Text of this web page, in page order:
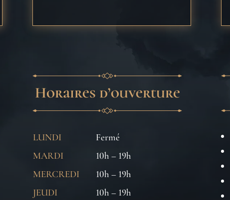
Horaires d’ouverture
LUNDI
Fermé
MARDI
10h – 19h
MERCREDI
10h – 19h
JEUDI
10h – 19h